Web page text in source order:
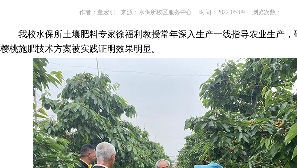
作者：董宏刚 来源：水保所校区服务中心 时间：2022-05-09 浏览次数：
我校水保所土壤肥料专家徐福利教授常年深入生产一线指导农业生产，
樱桃施肥技术方案被实践证明效果明显。